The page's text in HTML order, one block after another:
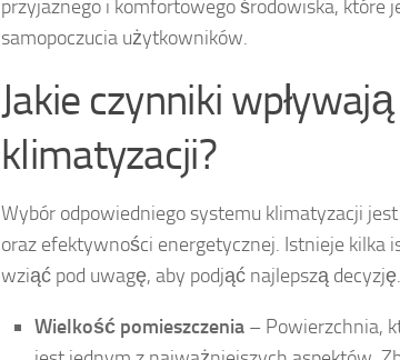
przyjaznego i komfortowego środowiska, które
samopoczucia użytkowników.
Jakie czynniki
klimatyzacji?
Wybór odpowiedniego systemu klimatyzacji
oraz efektywności energetycznej. Istnieje kilka
wziąć pod uwagę, aby podjąć najlepszą decyzję.
Wielkość pomieszczenia – Powierzchnia,